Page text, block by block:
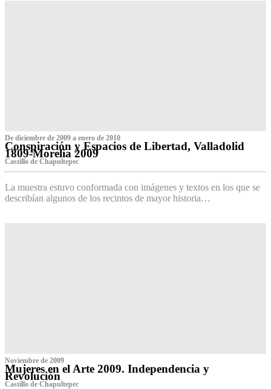
De diciembre de 2009 a enero de 2010
Conspiración y Espacios de Libertad, Valladolid
1809-Morelia 2009
Castillo de Chapultepec
La muestra estuvo conformada con imágenes y textos en los que se
describían algunos de los recintos de mayor historia…
Noviembre de 2009
Mujeres en el Arte 2009. Independencia y
Revolución
Castillo de Chapultepec